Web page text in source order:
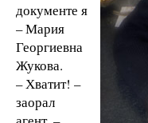
документе я
– Мария
Георгиевна
Жукова.
– Хватит! –
заорал